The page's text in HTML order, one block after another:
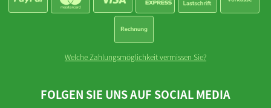
Welche Zahlungsmöglichkeit vermissen Sie?
FOLGEN SIE UNS AUF SOCIAL MEDIA